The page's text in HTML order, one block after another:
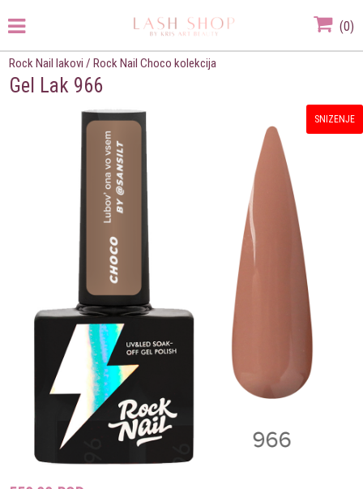
(0)
Rock Nail lakovi /Rock Nail Choco kolekcija
Gel Lak 966
SNIZENJE